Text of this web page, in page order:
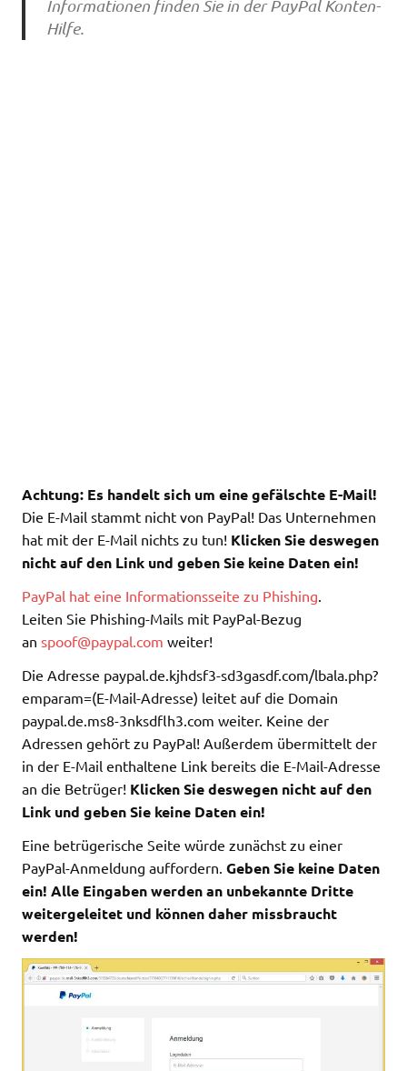
Informationen finden Sie in der PayPal Konten-
Hilfe.
Achtung: Es handelt sich um eine gefälschte E-Mail!
Die E-Mail stammt nicht von PayPal! Das Unternehmen
hat mit der E-Mail nichts zu tun! Klicken Sie deswegen
nicht auf den Link und geben Sie keine Daten ein!
PayPal hat eine Informationsseite zu Phishing
Leiten Sie Phishing-Mails mit PayPal-Bezug
an spoof@paypal.com weiter!
Die Adresse paypal.de.kjhdsf3-sd3gasdf.com/lbala.php?
emparam=(E-Mail-Adresse) leitet auf die Domain
paypal.de.ms8-3nksdflh3.com weiter. Keine der
Adressen gehört zu PayPal! Außerdem übermittelt der
in der E-Mail enthaltene Link bereits die E-Mail-Adresse
an die Betrüger! Klicken Sie deswegen nicht auf den
Link und geben Sie keine Daten ein!
Eine betrügerische Seite würde zunächst zu einer
PayPal-Anmeldung auffordern. Geben Sie keine Daten
ein! Alle Eingaben werden an unbekannte Dritte
weitergeleitet und können daher missbraucht
werden!